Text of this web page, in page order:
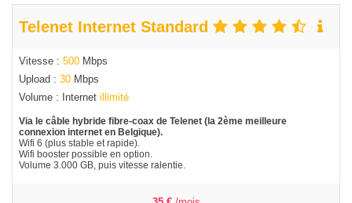
Telenet Internet Standard
Vitesse : 500 Mbps
Upload : 30 Mbps
Volume : Internet illimité
Via le câble hybride fibre-coax de Telenet (la 2ème meilleure
connexion internet en Belgique).
Wifi 6 (plus stable et rapide).
Wifi booster possible en option.
Volume 3.000 GB, puis vitesse ralentie.